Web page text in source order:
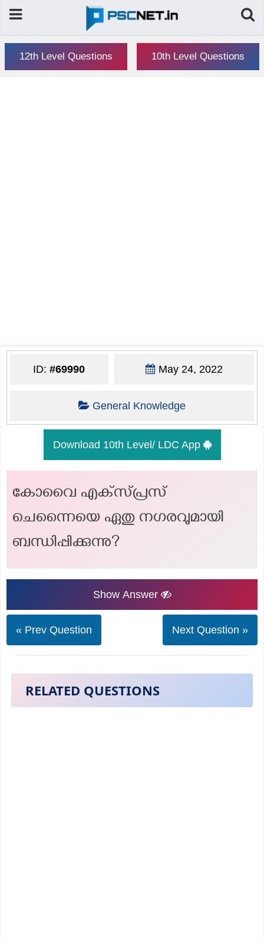
12th Level Questions 10th Level Questions
ID:#69990 May 24, 2022
General Knowledge
Download 10th Level/ LDC App
കോവൈ എക്‌സ്പ്രസ്
ചെന്നൈയെ ഏതു നഗരവുമായി
ബന്ധിപ്പിക്കുന്നു?
Show Answer
« Prev Question Next Question »
RELATED QUESTIONS